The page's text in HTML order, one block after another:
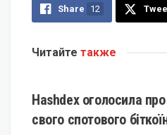
Share 12
Читайте также
Hashdex оголосила
свого спотового